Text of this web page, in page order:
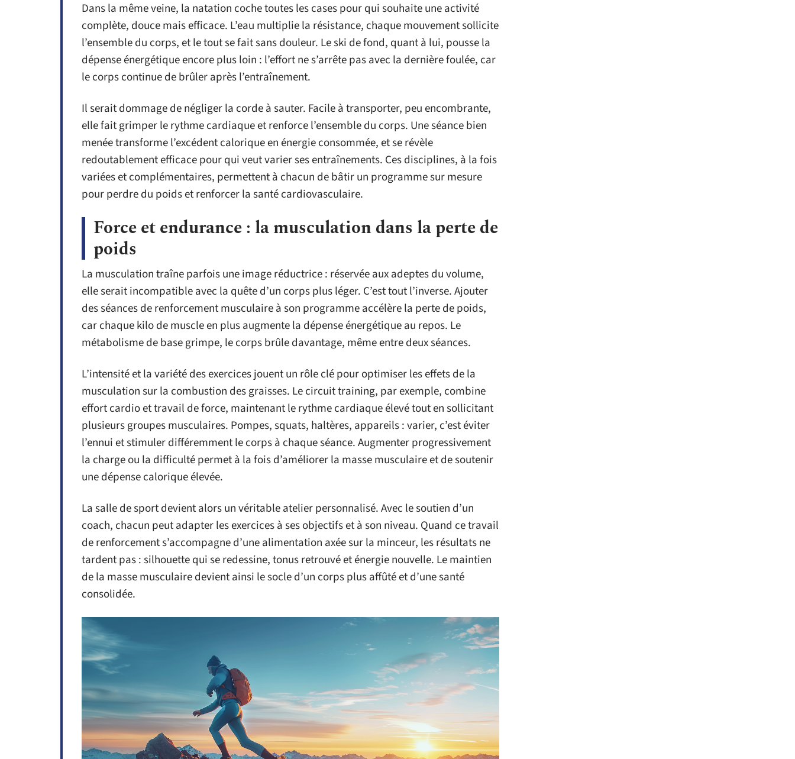
Dans la même veine, la natation coche toutes les cases pour qui souhaite une activité
complète, douce mais efficace. L’eau multiplie la résistance, chaque mouvement sollicite
l’ensemble du corps, et le tout se fait sans douleur. Le ski de fond, quant à lui, pousse la
dépense énergétique encore plus loin : l’effort ne s’arrête pas avec la dernière foulée, car
le corps continue de brûler après l’entraînement.
Il serait dommage de négliger la corde à sauter. Facile à transporter, peu encombrante,
elle fait grimper le rythme cardiaque et renforce l’ensemble du corps. Une séance bien
menée transforme l’excédent calorique en énergie consommée, et se révèle
redoutablement efficace pour qui veut varier ses entraînements. Ces disciplines, à la fois
variées et complémentaires, permettent à chacun de bâtir un programme sur mesure
pour perdre du poids et renforcer la santé cardiovasculaire.
Force et endurance : la musculation dans la perte de
poids
La musculation traîne parfois une image réductrice : réservée aux adeptes du volume,
elle serait incompatible avec la quête d’un corps plus léger. C’est tout l’inverse. Ajouter
des séances de renforcement musculaire à son programme accélère la perte de poids,
car chaque kilo de muscle en plus augmente la dépense énergétique au repos. Le
métabolisme de base grimpe, le corps brûle davantage, même entre deux séances.
L’intensité et la variété des exercices jouent un rôle clé pour optimiser les effets de la
musculation sur la combustion des graisses. Le circuit training, par exemple, combine
effort cardio et travail de force, maintenant le rythme cardiaque élevé tout en sollicitant
plusieurs groupes musculaires. Pompes, squats, haltères, appareils : varier, c’est éviter
l’ennui et stimuler différemment le corps à chaque séance. Augmenter progressivement
la charge ou la difficulté permet à la fois d’améliorer la masse musculaire et de soutenir
une dépense calorique élevée.
La salle de sport devient alors un véritable atelier personnalisé. Avec le soutien d’un
coach, chacun peut adapter les exercices à ses objectifs et à son niveau. Quand ce travail
de renforcement s’accompagne d’une alimentation axée sur la minceur, les résultats ne
tardent pas : silhouette qui se redessine, tonus retrouvé et énergie nouvelle. Le maintien
de la masse musculaire devient ainsi le socle d’un corps plus affûté et d’une santé
consolidée.